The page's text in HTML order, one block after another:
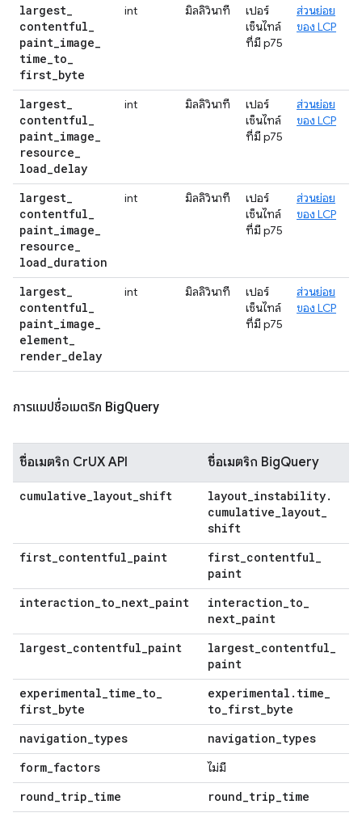
largest_
contentful_
paint_image_
time_to_
first_byte
int มิลลิวินาที
เปอร์
เซ็นไทล์
ที่มี p75
ส่วนย่อย
ของ LCP
largest_
contentful_
paint_image_
resource_
load_delay
int มิลลิวินาที
เปอร์
เซ็นไทล์
ที่มี p75
ส่วนย่อย
ของ LCP
largest_
contentful_
paint_image_
resource_
load_duration
int มิลลิวินาที
เปอร์
เซ็นไทล์
ที่มี p75
ส่วนย่อย
ของ LCP
largest_
contentful_
paint_image_
element_
render_delay
int มิลลิวินาที
เปอร์
เซ็นไทล์
ที่มี p75
ส่วนย่อย
ของ LCP
การแมปชื่อเมตริก BigQuery
ชื่อเมตริก CrUX API ชื่อเมตริก BigQuery
cumulative_layout_shift layout_instability.
cumulative_layout_
shift
first_contentful_paint first_contentful_
paint
interaction_to_next_paint interaction_to_
next_paint
largest_contentful_paint largest_contentful_
paint
experimental_time_to_
first_byte
experimental . time_
to_first_byte
navigation_types navigation_types
form_factors ไม่มี
round_trip_time round_trip_time